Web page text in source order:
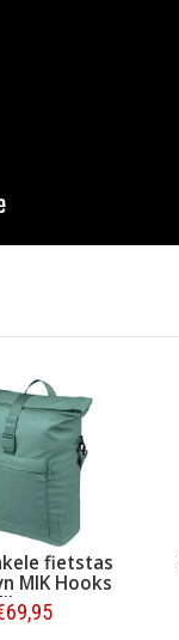
Basil Enkele
City Shopper
Hooks 16L Bruin